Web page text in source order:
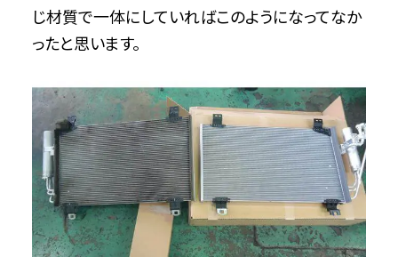
じ材質で一体にしていればこのようになってなか
ったと思います。